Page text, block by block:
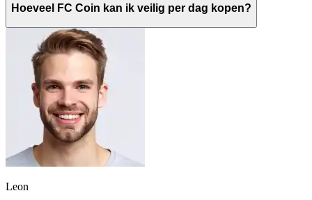
Hoeveel FC Coin kan ik veilig per dag kopen?
Leon